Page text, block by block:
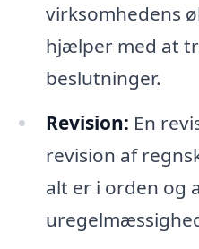
virksomhedens
hjælper med at
beslutninger.
Revision: En
revision af
alt er i orden og